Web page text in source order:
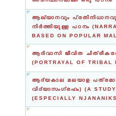
ആഖ്യാനവും
നിര്‍ത്തിയുള്ള പഠനം
BASED ON POPULAR
ആദിവാസി ജീവിത
(PORTRAYAL OF TRIBAL
ആദ്യകാല മലയാള
വിദ്യാസംഗ്രഹം) (A STUDY
(ESPECIALLY